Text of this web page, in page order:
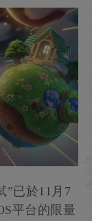
”已於11月7
平台的限量